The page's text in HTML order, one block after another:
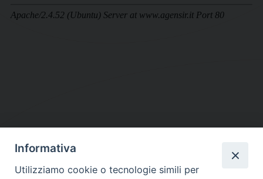
DIOCESI SUBURBICARIA DI ALBANO
Informativa
Utilizziamo cookie o tecnologie simili per